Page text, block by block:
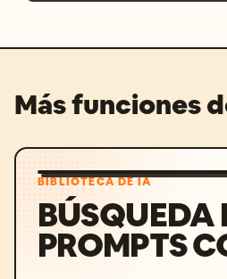
Más funciones
BIBLIOTECA DE IA
BÚSQUEDA
PROMPTS